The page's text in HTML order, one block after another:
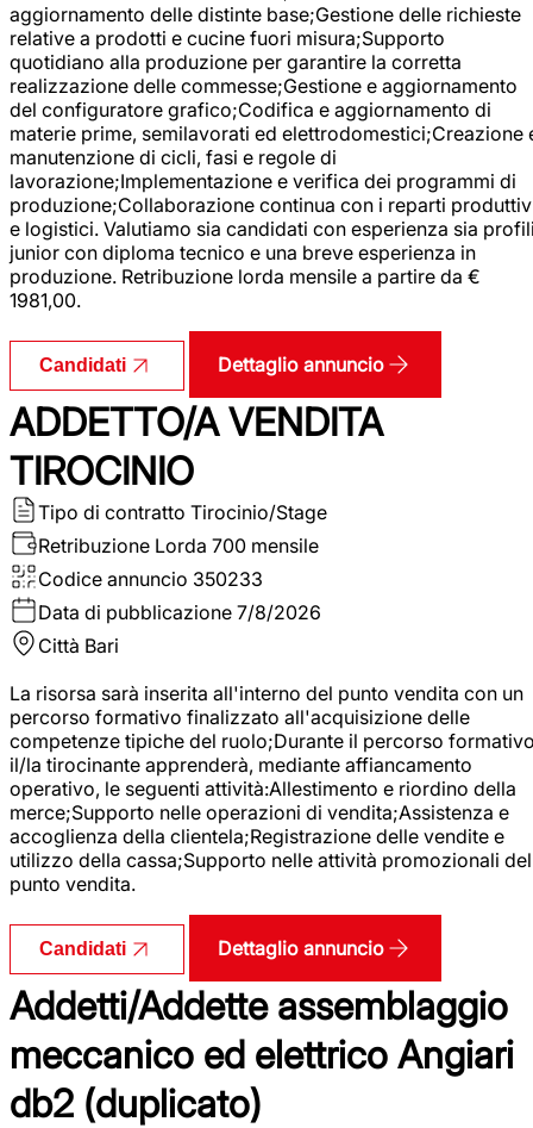
aggiornamento delle distinte base;Gestione delle richieste
relative a prodotti e cucine fuori misura;Supporto
quotidiano alla produzione per garantire la corretta
realizzazione delle commesse;Gestione e aggiornamento
del configuratore grafico;Codifica e aggiornamento di
materie prime, semilavorati ed elettrodomestici;Creazione
manutenzione di cicli, fasi e regole di
lavorazione;Implementazione e verifica dei programmi di
produzione;Collaborazione continua con i reparti
e logistici. Valutiamo sia candidati con esperienza sia
junior con diploma tecnico e una breve esperienza in
produzione. Retribuzione lorda mensile a partire da €
1981,00.
Candidati Dettaglio annuncio
ADDETTO/A VENDITA
TIROCINIO
Tipo di contratto Tirocinio/Stage
Retribuzione Lorda 700 mensile
Codice annuncio 350233
Data di pubblicazione 7/8/2026
Città Bari
La risorsa sarà inserita all'interno del punto vendita con un
percorso formativo finalizzato all'acquisizione delle
competenze tipiche del ruolo;Durante il percorso
il/la tirocinante apprenderà, mediante affiancamento
operativo, le seguenti attività:Allestimento e riordino della
merce;Supporto nelle operazioni di vendita;Assistenza e
accoglienza della clientela;Registrazione delle vendite e
utilizzo della cassa;Supporto nelle attività promozionali del
punto vendita.
Candidati Dettaglio annuncio
Addetti/Addette assemblaggio
meccanico ed elettrico Angiari
db2 (duplicato)